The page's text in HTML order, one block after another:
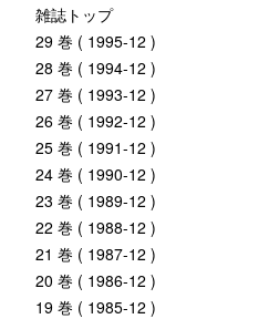
雑誌トップ
29 巻 ( 1995-12 )
28 巻 ( 1994-12 )
27 巻 ( 1993-12 )
26 巻 ( 1992-12 )
25 巻 ( 1991-12 )
24 巻 ( 1990-12 )
23 巻 ( 1989-12 )
22 巻 ( 1988-12 )
21 巻 ( 1987-12 )
20 巻 ( 1986-12 )
19 巻 ( 1985-12 )